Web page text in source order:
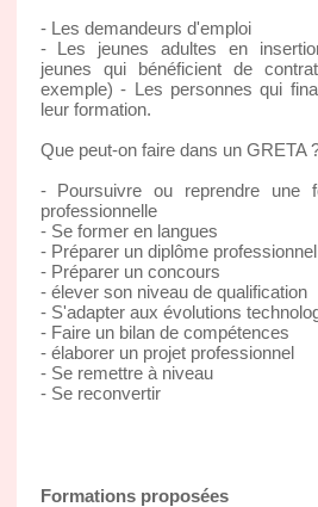
- Les demandeurs d'emploi
- Les jeunes adultes en
jeunes qui bénéficient de
exemple) - Les personnes qui
leur formation.
Que peut-on faire dans un GRETA
- Poursuivre ou reprendre une
professionnelle
- Se former en langues
- Préparer un diplôme
- Préparer un concours
- élever son niveau de qualification
- S'adapter aux évolutions
- Faire un bilan de compétences
- élaborer un projet professionnel
- Se remettre à niveau
- Se reconvertir
Formations proposées